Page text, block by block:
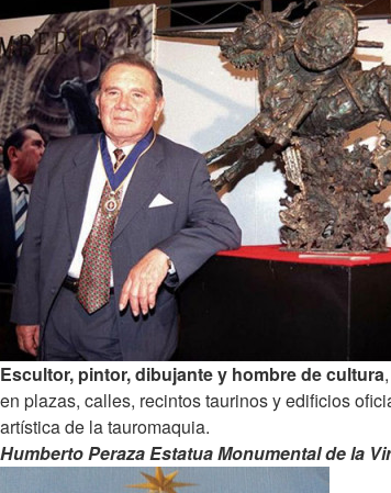
Escultor, pintor, dibujante y hombre de cultura
en plazas, calles, recintos taurinos y edificios
artística de la tauromaquia.
Humberto Peraza Estatua Monumental de la